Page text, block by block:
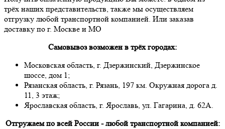
трёх наших представительств, также мы осуществляем
отгрузку любой транспортной компанией. Или заказав
доставку по г. Москве и МО
Самовывоз возможен в трёх городах:
Московская область, г. Дзержинский, Дзержинское
шоссе, дом 1;
Рязанская область, г. Рязань, 197 км. Окружная дорога д.
11, 3 этаж;
Ярославская область, г. Ярославь, ул. Гагарина, д. 62А.
Отгружаем по всей России - любой транспортной компанией: